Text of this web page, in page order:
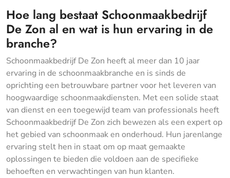
Hoe lang bestaat Schoonmaakbedrijf
De Zon al en wat is hun ervaring in de
branche?
Schoonmaakbedrijf De Zon heeft al meer dan 10 jaar
ervaring in de schoonmaakbranche en is sinds de
oprichting een betrouwbare partner voor het leveren van
hoogwaardige schoonmaakdiensten. Met een solide staat
van dienst en een toegewijd team van professionals heeft
Schoonmaakbedrijf De Zon zich bewezen als een expert op
het gebied van schoonmaak en onderhoud. Hun jarenlange
ervaring stelt hen in staat om op maat gemaakte
oplossingen te bieden die voldoen aan de specifieke
behoeften en verwachtingen van hun klanten.